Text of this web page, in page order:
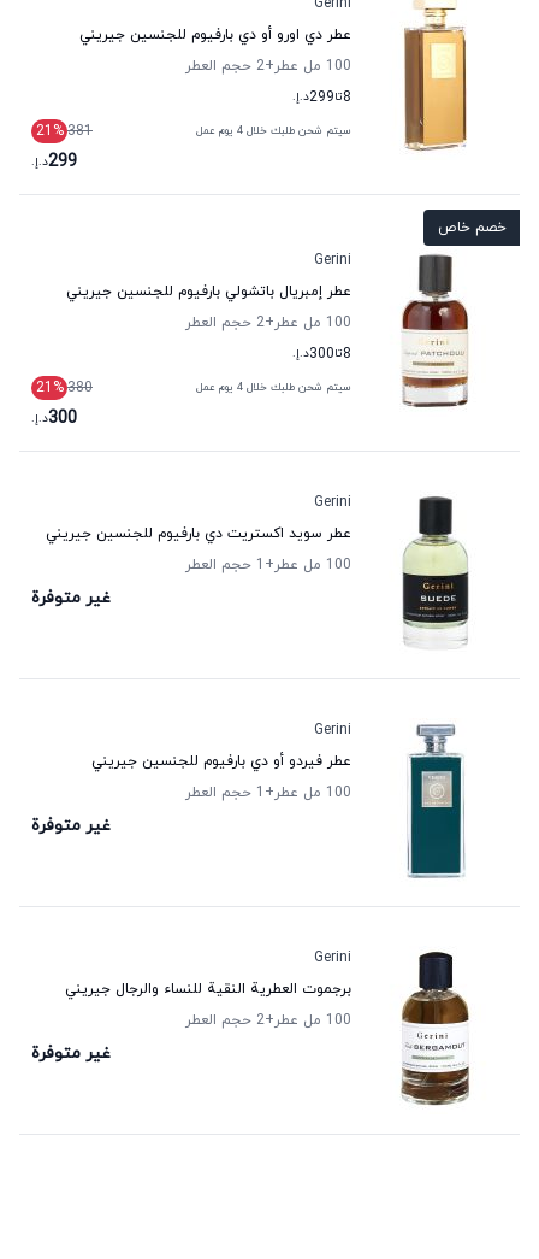
عطر دي اورو أو دي بارفيوم للجنسين جيريني
100 مل عطر
+2
حجم العطر
8تا299د.إ.
سيتم شحن طلبك خلال 4 يوم عمل 381
21 %
299د.إ.
خصم خاص
Gerini
عطر إمبريال باتشولي بارفيوم للجنسين جيريني
100 مل عطر
+2
حجم العطر
8تا300د.إ.
سيتم شحن طلبك خلال 4 يوم عمل 380
21 %
300د.إ.
Gerini
عطر سويد اكستريت دي بارفيوم للجنسين جيريني
100 مل عطر
+1 حجم العطر
غير متوفرة
Gerini
عطر فيردو أو دي بارفيوم للجنسين جيريني
100 مل عطر
+1 حجم العطر
غير متوفرة
Gerini
برجموت العطرية النقية للنساء والرجال جيريني
100 مل عطر
+2 حجم العطر
غير متوفرة